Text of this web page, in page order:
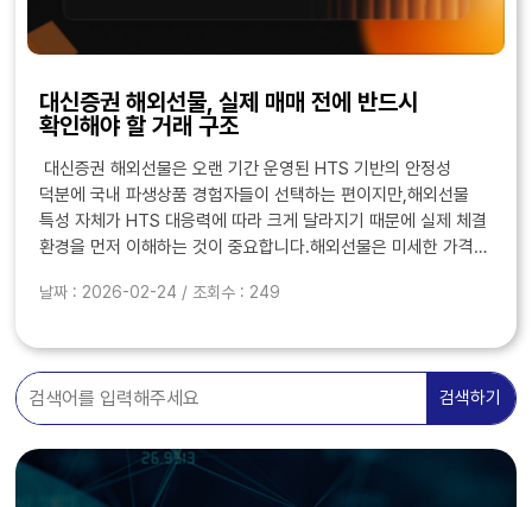
대신증권 해외선물, 실제 매매 전에 반드시
확인해야 할 거래 구조
대신증권 해외선물은 오랜 기간 운영된 HTS 기반의 안정성
덕분에 국내 파생상품 경험자들이 선택하는 편이지만,해외선물
특성 자체가 HTS 대응력에 따라 크게 달라지기 때문에 실제 체결
환경을 먼저 이해하는 것이 중요합니다.해외선물은 미세한 가격
설계된 시스템과는 다른 시각에서 점검해야 합..
날짜 : 2026-02-24 / 조회수 : 249
검색하기